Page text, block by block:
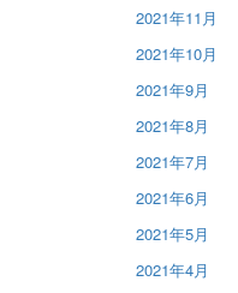
2021年11月
2021年10月
2021年9月
2021年8月
2021年7月
2021年6月
2021年5月
2021年4月